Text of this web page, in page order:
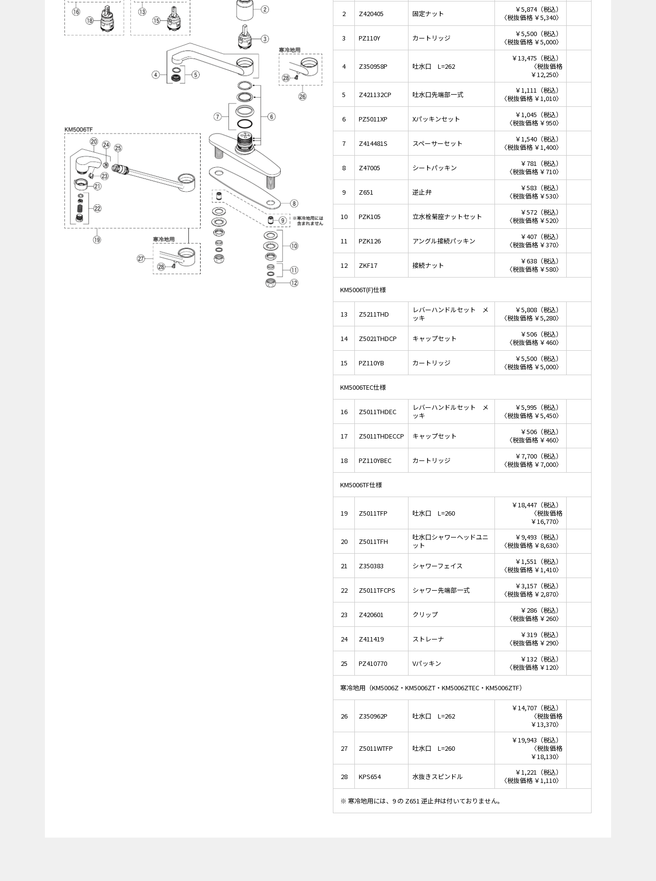
2 Z420405 固定ナット
￥5,874（税込）
〈税抜価格 ￥5,340〉
3 PZ110Y カートリッジ
￥5,500（税込）
〈税抜価格 ￥5,000〉
4 Z350958P 吐水口 L=262
￥13,475（税込）
〈税抜価格
￥12,250〉
5 Z421132CP 吐水口先端部一式
￥1,111（税込）
〈税抜価格 ￥1,010〉
6 PZ5011XP Xパッキンセット
￥1,045（税込）
〈税抜価格 ￥950〉
7 Z414481S スペーサーセット
￥1,540（税込）
〈税抜価格 ￥1,400〉
8 Z47005 シートパッキン
￥781（税込）
〈税抜価格 ￥710〉
9 Z651 逆止弁
￥583（税込）
〈税抜価格 ￥530〉
10 PZK105 立水栓菊座ナットセット
￥572（税込）
〈税抜価格 ￥520〉
11 PZK126 アングル接続パッキン
￥407（税込）
〈税抜価格 ￥370〉
12 ZKF17 接続ナット
￥638（税込）
〈税抜価格 ￥580〉
KM5006T(F)仕様
13 Z5211THD
レバーハンドルセット メ
ッキ
￥5,808（税込）
〈税抜価格 ￥5,280〉
14 Z5021THDCP キャップセット
￥506（税込）
〈税抜価格 ￥460〉
15 PZ110YB カートリッジ
￥5,500（税込）
〈税抜価格 ￥5,000〉
KM5006TEC仕様
16 Z5011THDEC
レバーハンドルセット メ
ッキ
￥5,995（税込）
〈税抜価格 ￥5,450〉
17 Z5011THDECCP キャップセット
￥506（税込）
〈税抜価格 ￥460〉
18 PZ110YBEC カートリッジ
￥7,700（税込）
〈税抜価格 ￥7,000〉
KM5006TF仕様
19 Z5011TFP 吐水口 L=260
￥18,447（税込）
〈税抜価格
￥16,770〉
20 Z5011TFH
吐水口シャワーヘッドユニ
ット
￥9,493（税込）
〈税抜価格 ￥8,630〉
21 Z350383 シャワーフェイス
￥1,551（税込）
〈税抜価格 ￥1,410〉
22 Z5011TFCPS シャワー先端部一式
￥3,157（税込）
〈税抜価格 ￥2,870〉
23 Z420601 クリップ
￥286（税込）
〈税抜価格 ￥260〉
24 Z411419 ストレーナ
￥319（税込）
〈税抜価格 ￥290〉
25 PZ410770 Vパッキン
￥132（税込）
〈税抜価格 ￥120〉
寒冷地用（KM5006Z・KM5006ZT・KM5006ZTEC・KM5006ZTF）
26 Z350962P 吐水口 L=262
￥14,707（税込）
〈税抜価格
￥13,370〉
27 Z5011WTFP 吐水口 L=260
￥19,943（税込）
〈税抜価格
￥18,130〉
28 KPS654 水抜きスピンドル
￥1,221（税込）
〈税抜価格 ￥1,110〉
※ 寒冷地用には、9 の Z651 逆止弁は付いておりません。